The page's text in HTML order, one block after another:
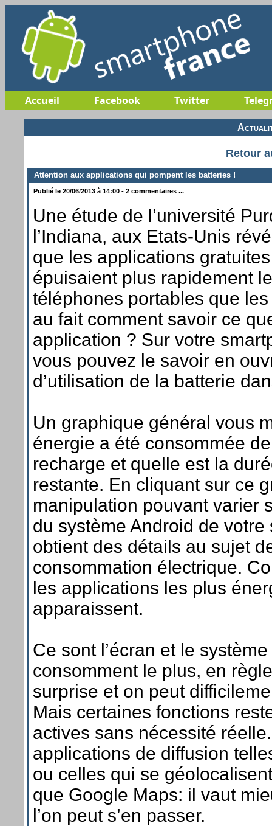
Accueil Facebook Twitter
Retour
Attention aux applications qui pompent les batteries !
Publié le 20/06/2013 à 14:00 - 2 commentaires ...
Une étude de l’université
l’Indiana, aux Etats-Unis
que les applications
épuisaient plus rapidement
téléphones portables que
au fait comment savoir ce
application ? Sur votre
vous pouvez le savoir en
d’utilisation de la batterie
Un graphique général vous
énergie a été consommée
recharge et quelle est la
restante. En cliquant sur ce
manipulation pouvant varier
du système Android de
obtient des détails au sujet
consommation électrique.
les applications les plus
apparaissent.
Ce sont l’écran et le
consomment le plus, en
surprise et on peut
Mais certaines fonctions
actives sans nécessité
applications de diffusion
ou celles qui se
que Google Maps: il vaut
l’on peut s’en passer.